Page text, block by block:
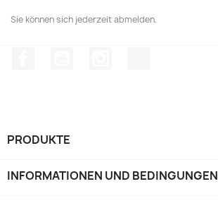
Sie können sich jederzeit abmelden.
PRODUKTE
INFORMATIONEN UND BEDINGUNGEN